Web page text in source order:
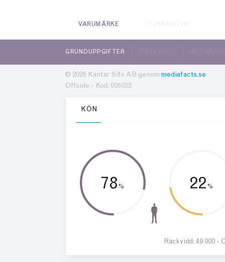
VARUMÄRKE
GRUNDUPPGIFTER
© 2026 Kantar Sifo AB genom mediafacts.se
Offside - Kod: 005022
KÖN
78 % 22 %
Räckvidd: 49 000 -